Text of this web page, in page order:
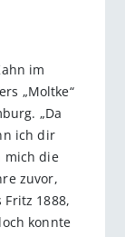
im
„Moltke“
„Da
ich dir
mich die
zuvor,
1888,
konnte